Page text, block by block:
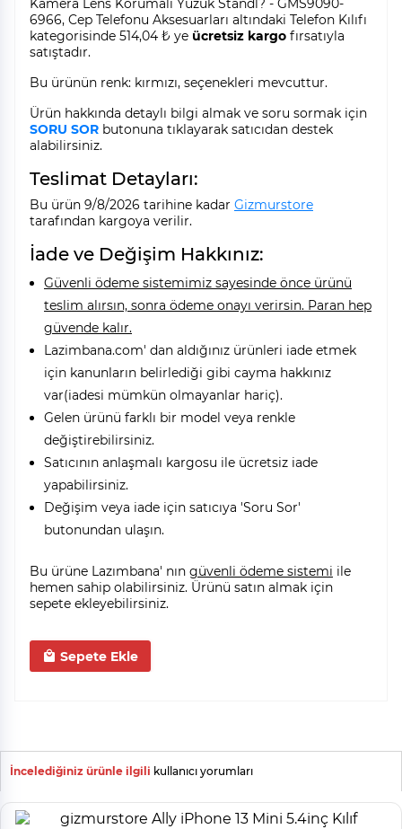
Kamera Lens Korumalı Yüzük Standl? - GMS9090-
6966, Cep Telefonu Aksesuarları altındaki Telefon Kılıfı
kategorisinde 514,04 ₺ ye ücretsiz kargo fırsatıyla
satıştadır.
Bu ürünün renk: kırmızı, seçenekleri mevcuttur.
Ürün hakkında detaylı bilgi almak ve soru sormak için
SORU SOR butonuna tıklayarak satıcıdan destek
alabilirsiniz.
Teslimat Detayları:
Bu ürün 9/8/2026 tarihine kadar Gizmurstore
tarafından kargoya verilir.
İade ve Değişim Hakkınız:
Güvenli ödeme sistemimiz sayesinde önce ürünü
teslim alırsın, sonra ödeme onayı verirsin. Paran hep
güvende kalır.
Lazimbana.com' dan aldığınız ürünleri iade etmek
için kanunların belirlediği gibi cayma hakkınız
var(iadesi mümkün olmayanlar hariç).
Gelen ürünü farklı bir model veya renkle
değiştirebilirsiniz.
Satıcının anlaşmalı kargosu ile ücretsiz iade
yapabilirsiniz.
Değişim veya iade için satıcıya 'Soru Sor'
butonundan ulaşın.
Bu ürüne Lazımbana' nın güvenli ödeme sistemi ile
hemen sahip olabilirsiniz. Ürünü satın almak için
sepete ekleyebilirsiniz.
Sepete Ekle
İncelediğiniz ürünle ilgili kullanıcı yorumları